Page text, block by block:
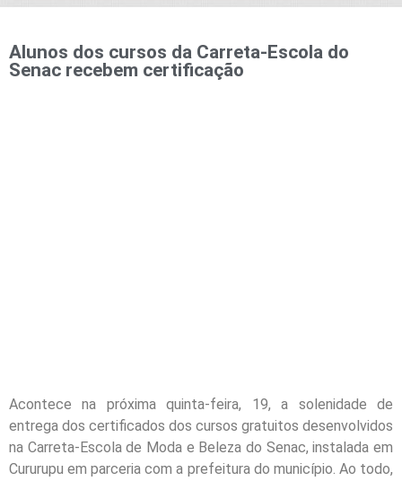
Alunos dos cursos da Carreta-Escola do
Senac recebem certificação
Acontece na próxima quinta-feira, 19, a solenidade de
entrega dos certificados dos cursos gratuitos desenvolvidos
na Carreta-Escola de Moda e Beleza do Senac, instalada em
Cururupu em parceria com a prefeitura do município. Ao todo,